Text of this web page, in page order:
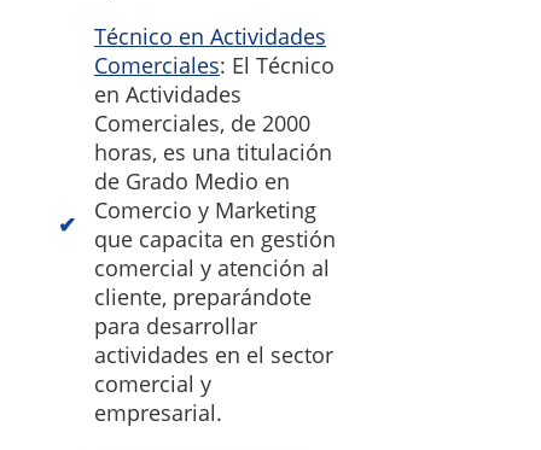
Técnico en Actividades
Comerciales: El Técnico
en Actividades
Comerciales, de 2000
horas, es una titulación
de Grado Medio en
Comercio y Marketing
que capacita en gestión
comercial y atención al
cliente, preparándote
para desarrollar
actividades en el sector
comercial y
empresarial.